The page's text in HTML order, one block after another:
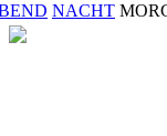
NACHT